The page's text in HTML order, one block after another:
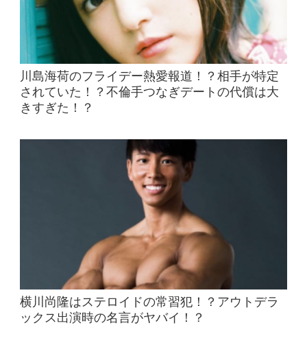
川島海荷のフライデー熱愛報道！？相手が特定
されていた！？不倫手つなぎデートの代償は大
きすぎた！？
横川尚隆はステロイドの常習犯！？アウトデラ
ックス出演時の名言がヤバイ！？